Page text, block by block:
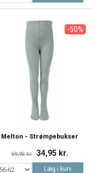
-50%
Melton - Strømpebukser
69,95 kr. 34,95 kr.
Læg i kurv